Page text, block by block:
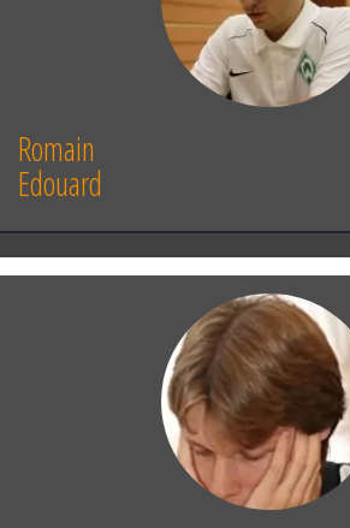
Romain
Edouard